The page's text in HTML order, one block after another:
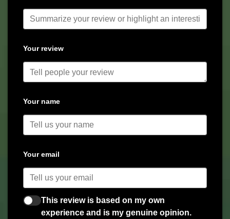
Your review
Your name
Your email
This review is based on my own
experience and is my genuine opinion.